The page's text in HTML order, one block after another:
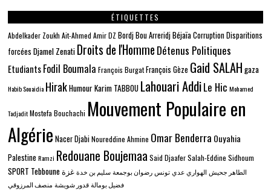
ÉTIQUETTES
Abdelkader Zoukh Ait-Ahmed Amir DZ Bordj Bou ArreridjBéjaïaCorruption Disparitions
forcées Djamel Zenati Droits de l'Homme Détenus Politiques
EtudiantsFodil Boumala François BurgatFrançois Gèze Gaid SALAH gaza
Habib Souaidia HirakHumourKarim TABBOU Lahouari AddiLe Hic Mohamed
Tadjadit Mostefa Bouchachi Mouvement Populaire en
Algérie Nacer Djabi Noureddine Ahmine Omar Benderra Ouyahia
Palestine Ramzi Redouane Boujemaa Said Djaafer Salah-Eddine Sidhoum
SPORT Tebboune الطاهر جحيش الهواري عدي تونس رضوان بوجمعة سليم بن خدة غزة
فضيل بومالة قدور شويشة منصف المرزوقي